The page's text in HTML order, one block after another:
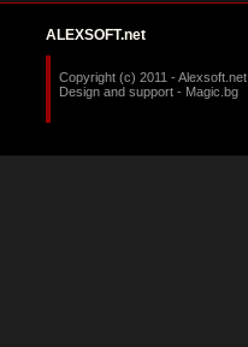
ALEXSOFT.net
Copyright (c) 2011 - Alexsoft.net
Design and support - Magic.bg